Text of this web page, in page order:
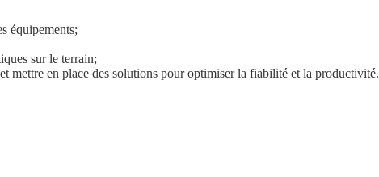
équipements;
sur le terrain;
mettre en place des solutions pour optimiser la fiabilité et la productivité.